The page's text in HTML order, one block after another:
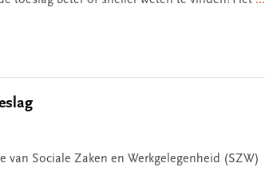
van Sociale Zaken en Werkgelegenheid (SZW)